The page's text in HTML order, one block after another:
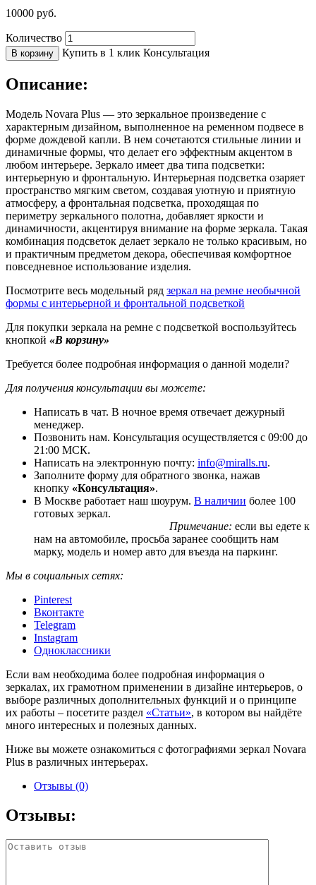
10000 руб.
Количество
В корзину Купить в 1 клик Консультация
Описание:
Модель Novara Plus — это зеркальное произведение с
характерным дизайном, выполненное на ременном подвесе в
форме дождевой капли. В нем сочетаются стильные линии и
динамичные формы, что делает его эффектным акцентом в
любом интерьере. Зеркало имеет два типа подсветки:
интерьерную и фронтальную. Интерьерная подсветка озаряет
пространство мягким светом, создавая уютную и приятную
атмосферу, а фронтальная подсветка, проходящая по
периметру зеркального полотна, добавляет яркости и
динамичности, акцентируя внимание на форме зеркала. Такая
комбинация подсветок делает зеркало не только красивым, но
и практичным предметом декора, обеспечивая комфортное
повседневное использование изделия.
Посмотрите весь модельный ряд зеркал на ремне необычной
формы с интерьерной и фронтальной подсветкой
Для покупки зеркала на ремне с подсветкой воспользуйтесь
кнопкой «В корзину»
Требуется более подробная информация о данной модели?
Для получения консультации вы можете:
Написать в чат. В ночное время отвечает дежурный
менеджер.
Позвонить нам. Консультация осуществляется с 09:00 до
21:00 МСК.
Написать на электронную почту: info@miralls.ru.
Заполните форму для обратного звонка, нажав
кнопку «Консультация».
В Москве работает наш шоурум. В наличии более 100
готовых зеркал.
Примечание: если вы едете к
нам на автомобиле, просьба заранее сообщить нам
марку, модель и номер авто для въезда на паркинг.
Мы в социальных сетях:
Pinterest
Вконтакте
Telegram
Instagram
Одноклассники
Если вам необходима более подробная информация о
зеркалах, их грамотном применении в дизайне интерьеров, о
выборе различных дополнительных функций и о принципе
их работы – посетите раздел «Статьи», в котором вы найдёте
много интересных и полезных данных.
Ниже вы можете ознакомиться с фотографиями зеркал Novara
Plus в различных интерьерах.
Отзывы (0)
Отзывы: